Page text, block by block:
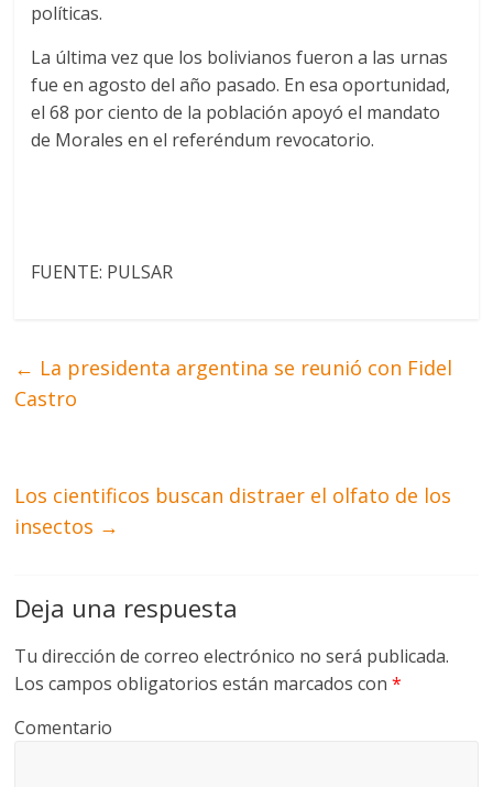
políticas.
La última vez que los bolivianos fueron a las urnas
fue en agosto del año pasado. En esa oportunidad,
el 68 por ciento de la población apoyó el mandato
de Morales en el referéndum revocatorio.
FUENTE: PULSAR
← La presidenta argentina se reunió con Fidel
Castro
Los cientificos buscan distraer el olfato de los
insectos →
Deja una respuesta
Tu dirección de correo electrónico no será publicada.
Los campos obligatorios están marcados con*
Comentario